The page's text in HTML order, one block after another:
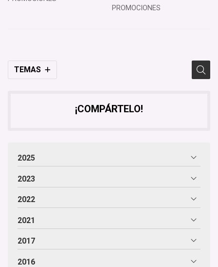
TEMAS
PROMOCIONES
¡COMPÁRTELO!
2025
2023
2022
2021
2017
2016